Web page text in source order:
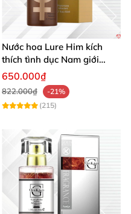
Nước hoa Lure Him kích
thích tình dục Nam giới
không mùi loại cực mạnh
650.000₫
822.000₫
-21%
(215)